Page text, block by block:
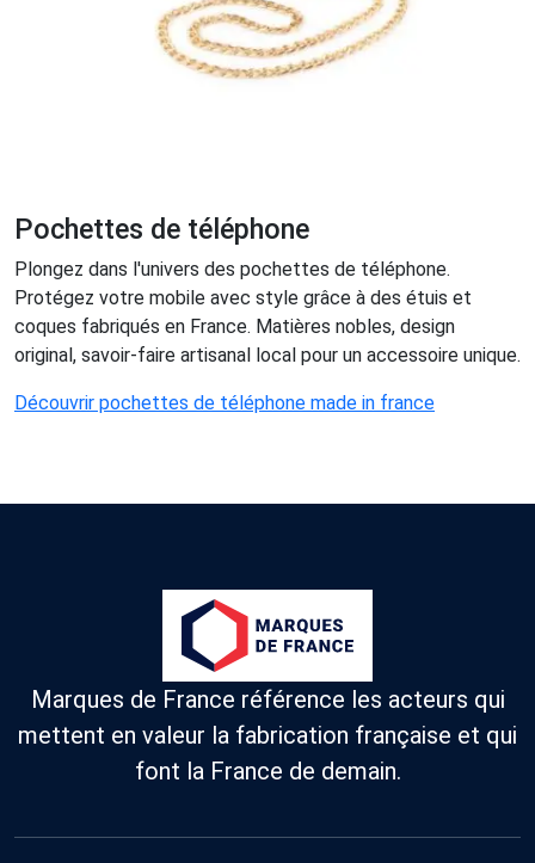
Pochettes de téléphone
Plongez dans l'univers des pochettes de téléphone.
Protégez votre mobile avec style grâce à des étuis et
coques fabriqués en France. Matières nobles, design
original, savoir-faire artisanal local pour un accessoire unique.
Découvrir pochettes de téléphone made in france
Marques de France référence les acteurs qui
mettent en valeur la fabrication française et qui
font la France de demain.